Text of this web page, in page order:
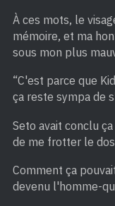
À ces mots, le
mémoire, et ma
sous mon plus
“C'est parce que
ça reste sympa de
Seto avait conclu
de me frotter le
Comment ça
devenu l'homme-